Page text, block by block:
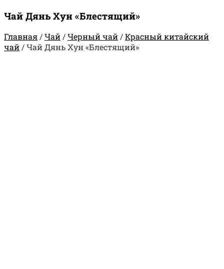
Чай Дянь Хун «Блестящий»
Главная/Чай/Черный чай/Красный китайский
чай/Чай Дянь Хун «Блестящий»